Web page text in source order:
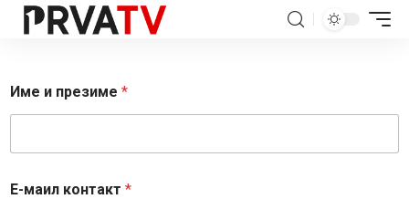
Име и презиме *
Е-маил контакт *